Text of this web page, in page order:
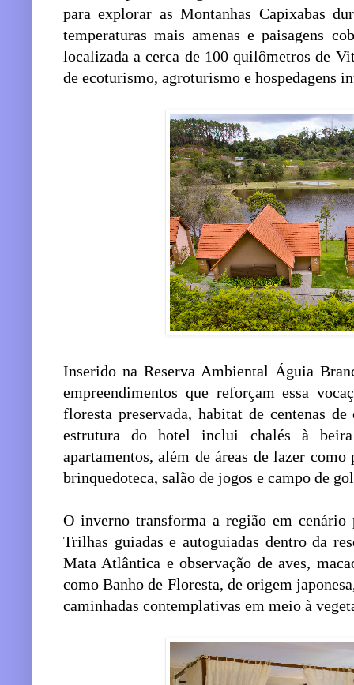
para explorar as Montanhas Capixabas
temperaturas mais amenas e paisagens
localizada a cerca de 100 quilômetros de
de ecoturismo, agroturismo e hospedagens
Inserido na Reserva Ambiental Águia
empreendimentos que reforçam essa
floresta preservada, habitat de centenas
estrutura do hotel inclui chalés à
apartamentos, além de áreas de lazer
brinquedoteca, salão de jogos e campo de
O inverno transforma a região em
Trilhas guiadas e autoguiadas dentro da
Mata Atlântica e observação de aves,
como Banho de Floresta, de origem
caminhadas contemplativas em meio à